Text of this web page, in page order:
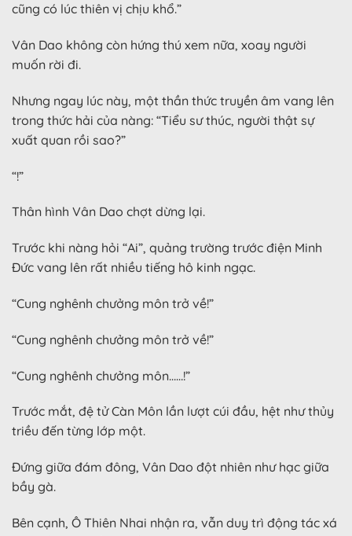
cũng có lúc thiên vị chịu khổ.”
Vân Dao không còn hứng thú xem nữa, xoay người
muốn rời đi.
Nhưng ngay lúc này, một thần thức truyền âm vang lên
trong thức hải của nàng: “Tiểu sư thúc, người thật sự
xuất quan rồi sao?”
“!”
Thân hình Vân Dao chợt dừng lại.
Trước khi nàng hỏi “Ai”, quảng trường trước điện Minh
Đức vang lên rất nhiều tiếng hô kinh ngạc.
“Cung nghênh chưởng môn trở về!”
“Cung nghênh chưởng môn trở về!”
“Cung nghênh chưởng môn……!”
Trước mắt, đệ tử Càn Môn lần lượt cúi đầu, hệt như thủy
triều đến từng lớp một.
Đứng giữa đám đông, Vân Dao đột nhiên như hạc giữa
bầy gà.
Bên cạnh, Ô Thiên Nhai nhận ra, vẫn duy trì động tác xá